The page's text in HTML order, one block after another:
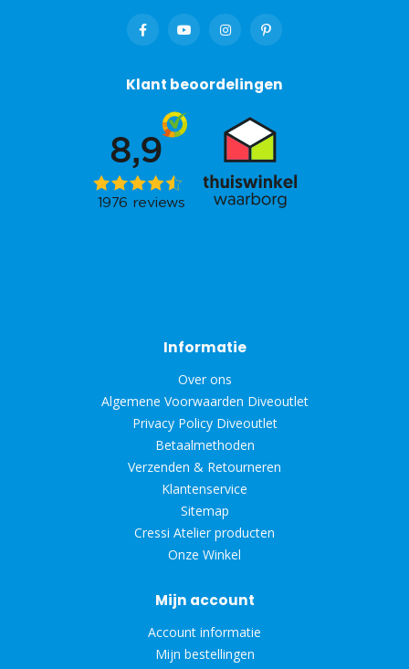
Klant beoordelingen
Informatie
Over ons
Algemene Voorwaarden Diveoutlet
Privacy Policy Diveoutlet
Betaalmethoden
Verzenden & Retourneren
Klantenservice
Sitemap
Cressi Atelier producten
Onze Winkel
Mijn account
Account informatie
Mijn bestellingen